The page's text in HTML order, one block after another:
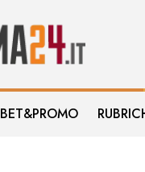
BET&PROMO